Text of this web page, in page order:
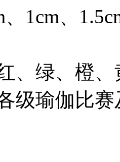
1cm、
、绿、橙
级瑜伽比